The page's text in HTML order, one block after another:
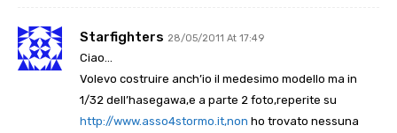
Starfighters 28/05/2011 At 17:49
Ciao…
Volevo costruire anch’io il medesimo modello ma in
1/32 dell’hasegawa,e a parte 2 foto,reperite su
http://www.asso4stormo.it,non ho trovato nessuna